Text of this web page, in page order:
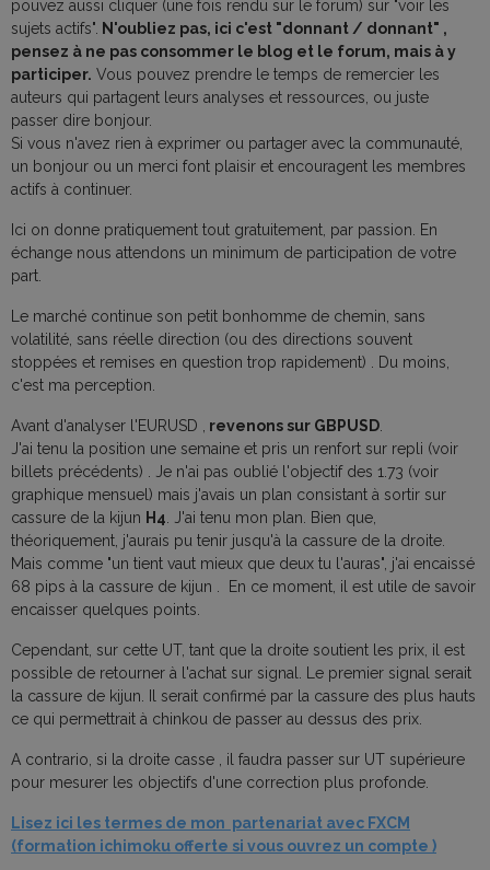
pouvez aussi cliquer (une fois rendu sur le forum) sur "voir les
sujets actifs". N'oubliez pas, ici c'est "donnant / donnant" ,
pensez à ne pas consommer le blog et le forum, mais à y
participer. Vous pouvez prendre le temps de remercier les
auteurs qui partagent leurs analyses et ressources, ou juste
passer dire bonjour.
Si vous n'avez rien à exprimer ou partager avec la communauté,
un bonjour ou un merci font plaisir et encouragent les membres
actifs à continuer.
Ici on donne pratiquement tout gratuitement, par passion. En
échange nous attendons un minimum de participation de votre
part.
Le marché continue son petit bonhomme de chemin, sans
volatilité, sans réelle direction (ou des directions souvent
stoppées et remises en question trop rapidement) . Du moins,
c'est ma perception.
Avant d'analyser l'EURUSD , revenons sur GBPUSD.
J'ai tenu la position une semaine et pris un renfort sur repli (voir
billets précédents) . Je n'ai pas oublié l'objectif des 1.73 (voir
graphique mensuel) mais j'avais un plan consistant à sortir sur
cassure de la kijun H4. J'ai tenu mon plan. Bien que,
théoriquement, j'aurais pu tenir jusqu'à la cassure de la droite.
Mais comme "un tient vaut mieux que deux tu l'auras", j'ai encaissé
68 pips à la cassure de kijun . En ce moment, il est utile de savoir
encaisser quelques points.
Cependant, sur cette UT, tant que la droite soutient les prix, il est
possible de retourner à l'achat sur signal. Le premier signal serait
la cassure de kijun. Il serait confirmé par la cassure des plus hauts
ce qui permettrait à chinkou de passer au dessus des prix.
A contrario, si la droite casse , il faudra passer sur UT supérieure
pour mesurer les objectifs d'une correction plus profonde.
Lisez ici les termes de mon partenariat avec FXCM
(formation ichimoku offerte si vous ouvrez un compte )